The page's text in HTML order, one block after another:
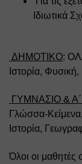
Ιδιωτικά
ΔΗΜΟΤΙΚΟ:
Ιστορία,
ΓΥΜΝΑΣΙΟ &
Γλώσσα-
Ιστορία,
Όλοι οι μαθητές